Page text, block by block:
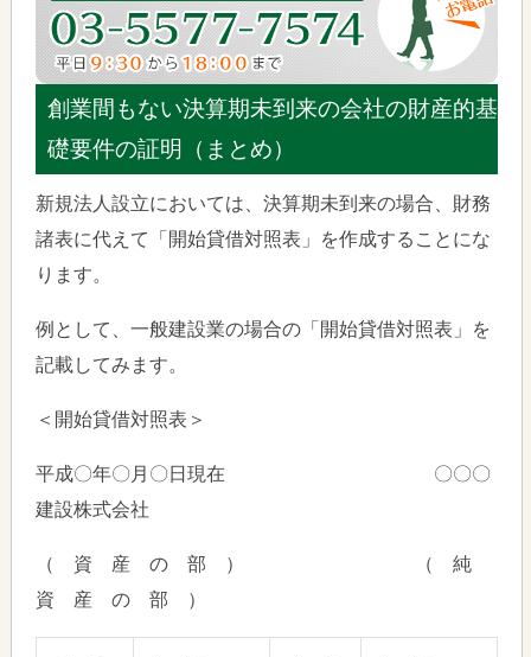
創業間もない決算期未到来の会社の財産的基
礎要件の証明（まとめ）
新規法人設立においては、決算期未到来の場合、財務
諸表に代えて「開始貸借対照表」を作成することにな
ります。
例として、一般建設業の場合の「開始貸借対照表」を
記載してみます。
＜開始貸借対照表＞
平成〇年〇月〇日現在 〇〇〇
建設株式会社
（ 資 産 の 部 ） （ 純
資 産 の 部 ）